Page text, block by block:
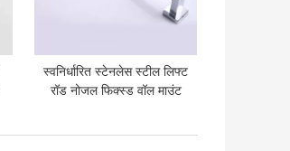
स्वनिर्धारित स्टेनलेस स्टील लिफ्ट
रॉड नोजल फिक्स्ड वॉल माउंट